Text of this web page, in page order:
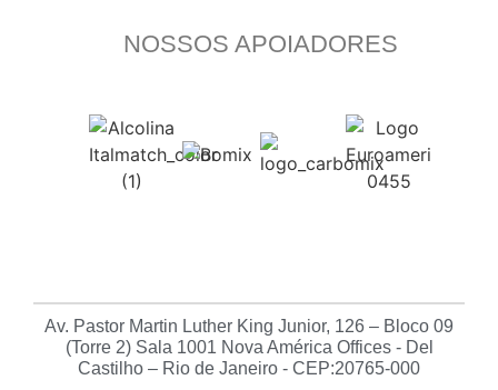
NOSSOS APOIADORES
Av. Pastor Martin Luther King Junior, 126 – Bloco 09
(Torre 2) Sala 1001 Nova América Offices - Del
Castilho – Rio de Janeiro - CEP:20765-000